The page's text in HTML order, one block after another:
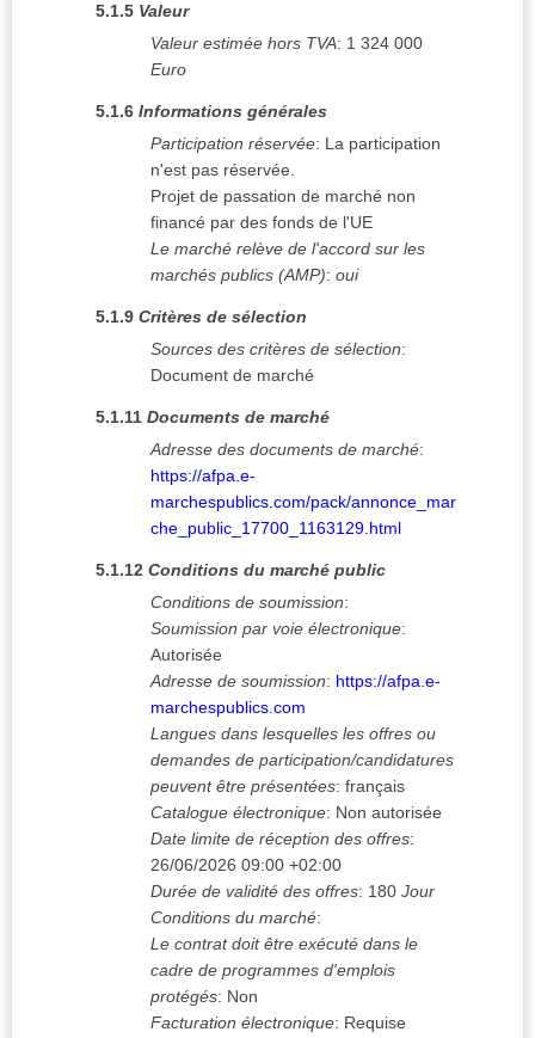
5.1.5 Valeur
Valeur estimée hors TVA: 1 324 000
Euro
5.1.6 Informations générales
Participation réservée: La participation
n'est pas réservée.
Projet de passation de marché non
financé par des fonds de l'UE
Le marché relève de l'accord sur les
marchés publics (AMP): oui
5.1.9 Critères de sélection
Sources des critères de sélection:
Document de marché
5.1.11 Documents de marché
Adresse des documents de marché:
https://afpa.e-
marchespublics.com/pack/annonce_mar
che_public_17700_1163129.html
5.1.12 Conditions du marché public
Conditions de soumission:
Soumission par voie électronique:
Autorisée
Adresse de soumission: https://afpa.e-
marchespublics.com
Langues dans lesquelles les offres ou
demandes de participation/candidatures
peuvent être présentées: français
Catalogue électronique: Non autorisée
Date limite de réception des offres:
26/06/2026 09:00 +02:00
Durée de validité des offres: 180 Jour
Conditions du marché:
Le contrat doit être exécuté dans le
cadre de programmes d'emplois
protégés: Non
Facturation électronique: Requise